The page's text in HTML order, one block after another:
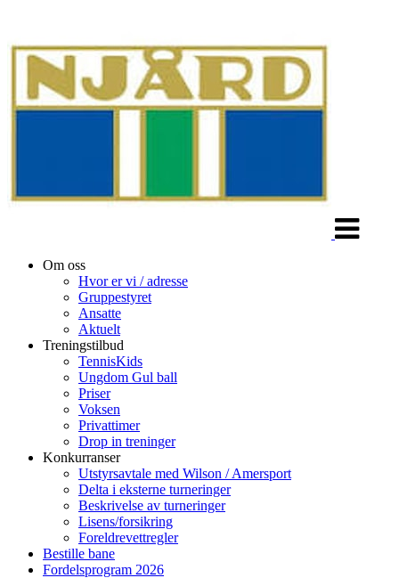
Om oss
Hvor er vi / adresse
Gruppestyret
Ansatte
Aktuelt
Treningstilbud
TennisKids
Ungdom Gul ball
Priser
Voksen
Privattimer
Drop in treninger
Konkurranser
Utstyrsavtale med Wilson / Amersport
Delta i eksterne turneringer
Beskrivelse av turneringer
Lisens/forsikring
Foreldrevettregler
Bestille bane
Fordelsprogram 2026